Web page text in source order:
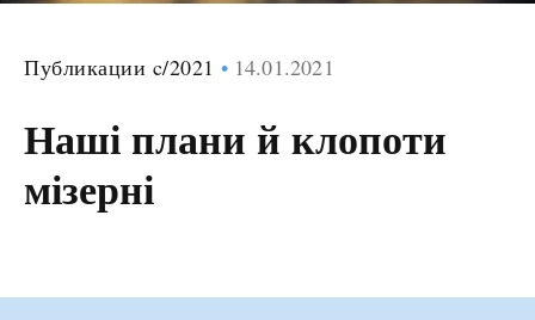
Публикации c/2021 14.01.2021
Наші плани й клопоти
мізерні